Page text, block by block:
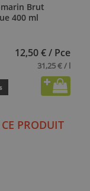
Brut
400 ml
12,50 € / Pce
31,25 € / l
PRODUIT